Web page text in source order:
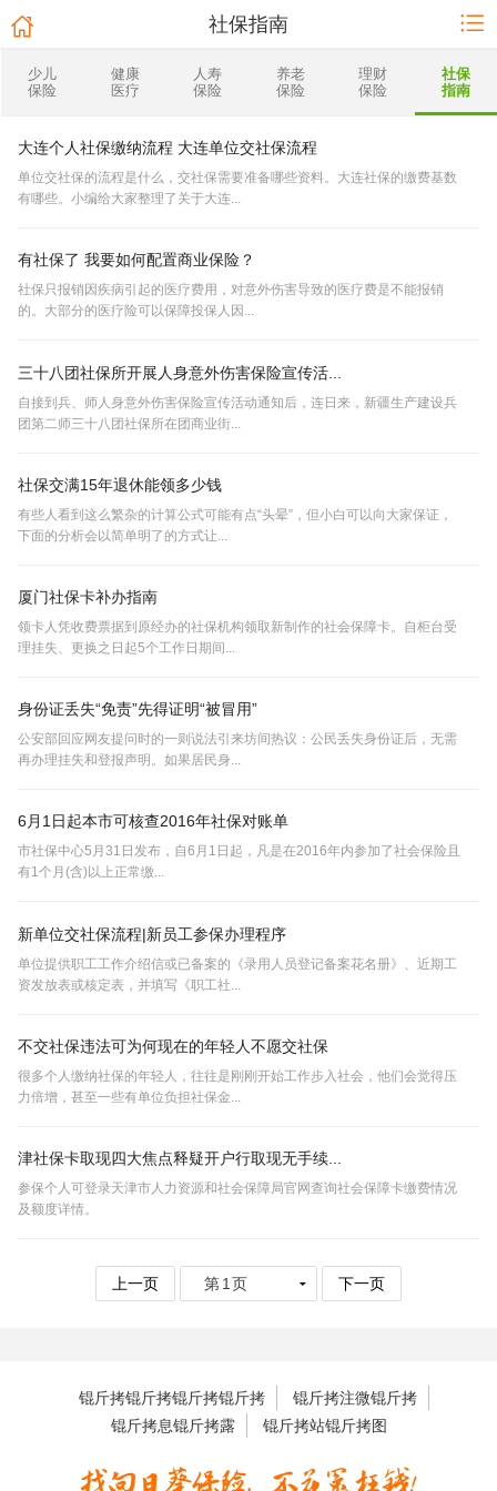
社保指南
少儿
保险
健康
医疗
人寿
保险
养老
保险
理财
保险
社保
指南
大连个人社保缴纳流程 大连单位交社保流程
单位交社保的流程是什么，交社保需要准备哪些资料。大连社保的缴费基数
有哪些。小编给大家整理了关于大连...
有社保了 我要如何配置商业保险？
社保只报销因疾病引起的医疗费用，对意外伤害导致的医疗费是不能报销
的。大部分的医疗险可以保障投保人因...
三十八团社保所开展人身意外伤害保险宣传活...
自接到兵、师人身意外伤害保险宣传活动通知后，连日来，新疆生产建设兵
团第二师三十八团社保所在团商业街...
社保交满15年退休能领多少钱
有些人看到这么繁杂的计算公式可能有点“头晕”，但小白可以向大家保证，
下面的分析会以简单明了的方式让...
厦门社保卡补办指南
领卡人凭收费票据到原经办的社保机构领取新制作的社会保障卡。自柜台受
理挂失、更换之日起5个工作日期间...
身份证丢失“免责”先得证明“被冒用”
公安部回应网友提问时的一则说法引来坊间热议：公民丢失身份证后，无需
再办理挂失和登报声明。如果居民身...
6月1日起本市可核查2016年社保对账单
市社保中心5月31日发布，自6月1日起，凡是在2016年内参加了社会保险且
有1个月(含)以上正常缴...
新单位交社保流程|新员工参保办理程序
单位提供职工工作介绍信或已备案的《录用人员登记备案花名册》、近期工
资发放表或核定表，并填写《职工社...
不交社保违法可为何现在的年轻人不愿交社保
很多个人缴纳社保的年轻人，往往是刚刚开始工作步入社会，他们会觉得压
力倍增，甚至一些有单位负担社保金...
津社保卡取现四大焦点释疑开户行取现无手续...
参保个人可登录天津市人力资源和社会保障局官网查询社会保障卡缴费情况
及额度详情。
上一页 下一页
锟斤拷锟斤拷锟斤拷锟斤拷
锟斤拷注微锟斤拷
锟斤拷息锟斤拷露
锟斤拷站锟斤拷图